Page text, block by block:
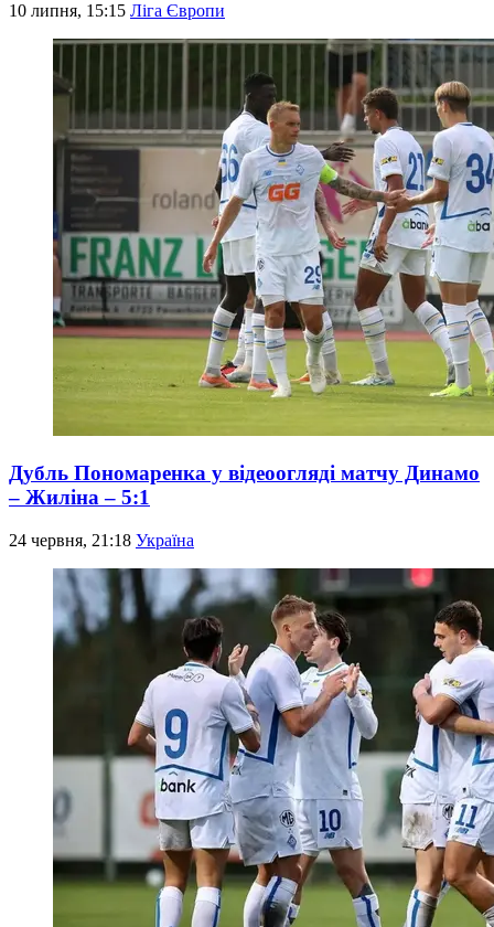
10 липня, 15:15 Ліга Європи
Дубль Пономаренка у відеоогляді матчу Динамо
– Жиліна – 5:1
24 червня, 21:18 Україна